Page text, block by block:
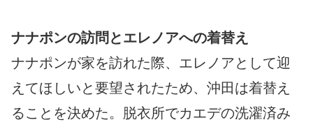
ナナポンの訪問とエレノアへの着替え
ナナポンが家を訪れた際、エレノアとして迎
えてほしいと要望されたため、沖田は着替え
ることを決めた。脱衣所でカエデの洗濯済み